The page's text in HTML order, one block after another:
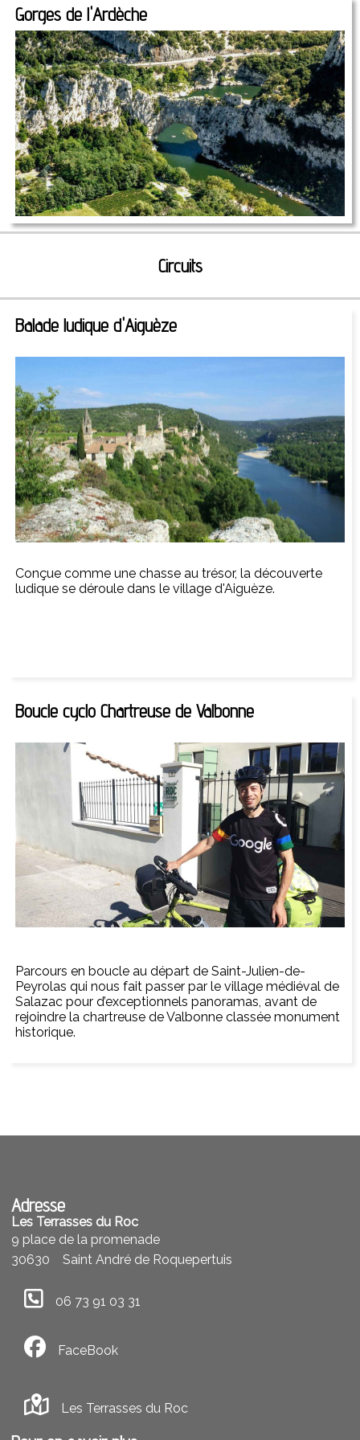
Gorges de l'Ardèche
Circuits
Balade ludique d'Aiguèze
Conçue comme une chasse au trésor, la découverte
ludique se déroule dans le village d'Aiguèze.
Boucle cyclo Chartreuse de Valbonne
Parcours en boucle au départ de Saint-Julien-de-
Peyrolas qui nous fait passer par le village médiéval de
Salazac pour d’exceptionnels panoramas, avant de
rejoindre la chartreuse de Valbonne classée monument
historique.
Adresse
Les Terrasses du Roc
9 place de la promenade
30630
Saint André de Roquepertuis
06 73 91 03 31
FaceBook
Les Terrasses du Roc